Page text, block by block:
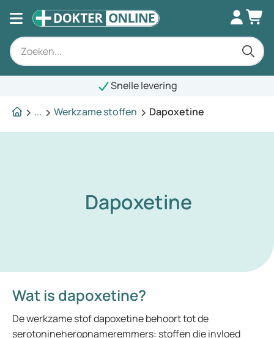
Snelle levering
...
Werkzame stoffen Dapoxetine
Dapoxetine
Wat is dapoxetine?
De werkzame stof dapoxetine behoort tot de
serotonineheropnameremmers: stoffen die invloed